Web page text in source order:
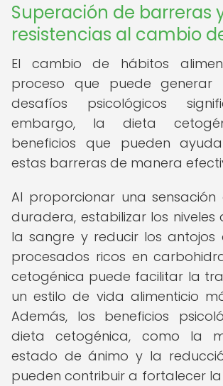
Superación de barreras
resistencias al cambio
El cambio de hábitos
proceso que puede generar
desafíos psicológicos
embargo, la dieta
beneficios que pueden
estas barreras de manera
Al proporcionar una
duradera, estabilizar los niveles
la sangre y reducir los antojos
procesados ricos en
cetogénica puede facilitar la
un estilo de vida alimenticio
Además, los beneficios
dieta cetogénica, como la
estado de ánimo y la
pueden contribuir a fortalecer